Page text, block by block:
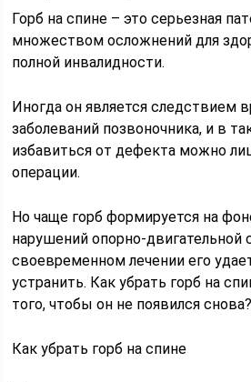
Горб на спине – это серьезная
множеством осложнений для
полной инвалидности.
Иногда он является следствием
заболеваний позвоночника, и в
избавиться от дефекта можно
операции.
Но чаще горб формируется на
нарушений опорно-двигательной
своевременном лечении его
устранить. Как убрать горб на
того, чтобы он не появился снова?
Как убрать горб на спине